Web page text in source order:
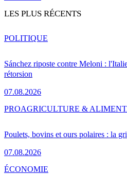
LES PLUS RÉCENTS
Sánchez riposte contre Meloni :
rétorsion
07.08.2026
POLITIQUE
Poulets, bovins et ours polaires : la
07.08.2026
PROAGRICULTURE &
ÉCONOMIE